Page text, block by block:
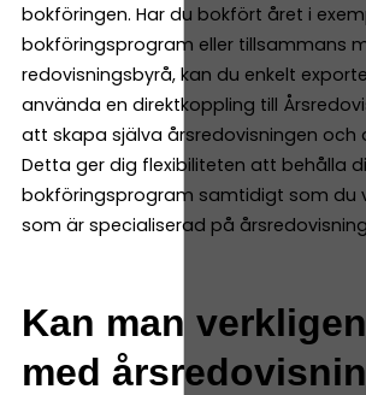
bokföringen. Har du bokfört året i
bokföringsprogram eller tillsammans
redovisningsbyrå, kan du enkelt
använda en direktkoppling till
att skapa själva årsredovisningen och
Detta ger dig flexibiliteten att behålla
bokföringsprogram samtidigt som du
som är specialiserad på
Kan man
med